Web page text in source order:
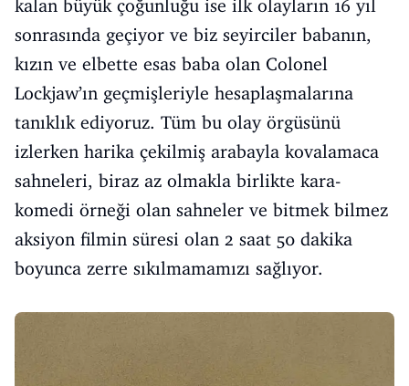
kalan büyük çoğunluğu ise ilk olayların 16 yıl
sonrasında geçiyor ve biz seyirciler babanın,
kızın ve elbette esas baba olan Colonel
Lockjaw’ın geçmişleriyle hesaplaşmalarına
tanıklık ediyoruz. Tüm bu olay örgüsünü
izlerken harika çekilmiş arabayla kovalamaca
sahneleri, biraz az olmakla birlikte kara-
komedi örneği olan sahneler ve bitmek bilmez
aksiyon filmin süresi olan 2 saat 50 dakika
boyunca zerre sıkılmamamızı sağlıyor.